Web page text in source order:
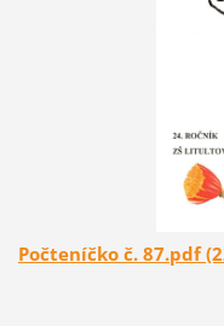
Počteníčko č. 87.pdf